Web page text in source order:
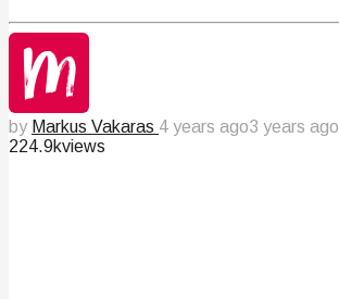
by Markus Vakaras 4 years ago3 years ago
224.9kviews